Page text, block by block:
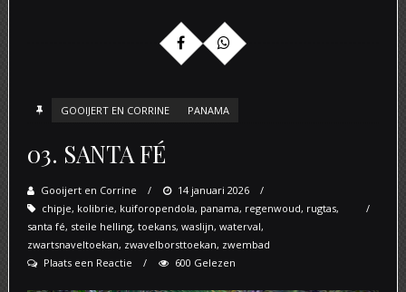
GOOIJERT EN CORRINE PANAMA
03. SANTA FÉ
Gooijert en Corrine
Posted
on
14 januari 2026
chipje, kolibrie, kuiforopendola, panama, regenwoud, rugtas,
santa fé, steile helling, toekans, waslijn, waterval,
zwartsnaveltoekan, zwavelborsttoekan, zwembad
Plaats een Reactie
600 Gelezen